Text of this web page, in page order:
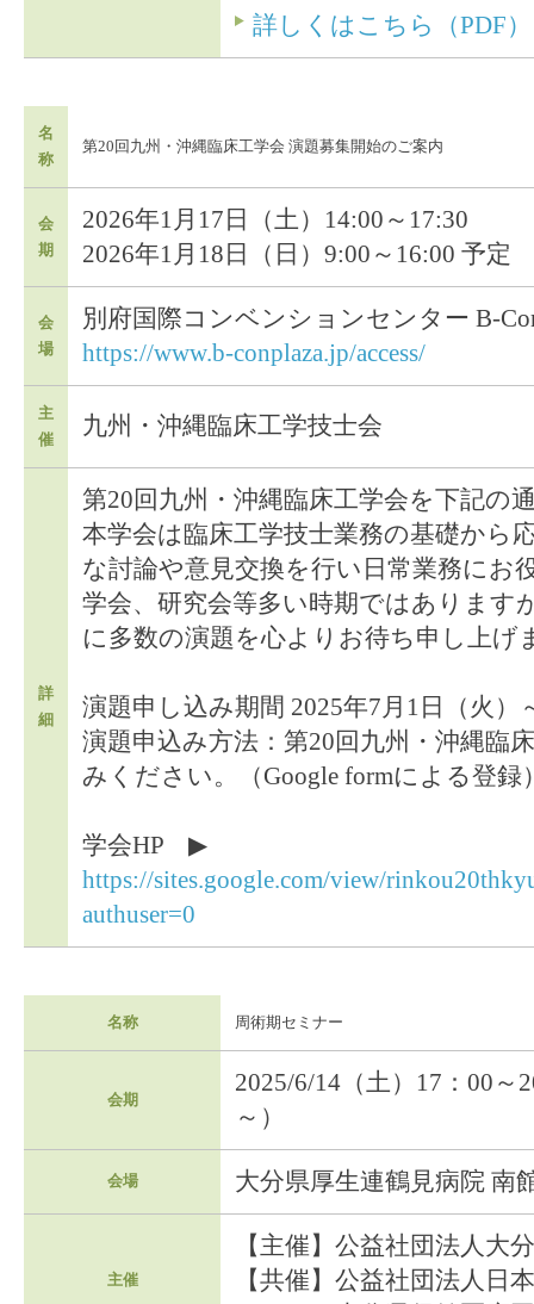
詳しくはこちら（PDF）
名
称
第20回九州・沖縄臨床工学会 演題募集開始のご案内
会
期
2026年1月17日（土）14:00～17:30
2026年1月18日（日）9:00～16:00 予定
会
場
別府国際コンベンションセンター B-
https://www.b-conplaza.jp/access/
主
催
九州・沖縄臨床工学技士会
詳
細
第20回九州・沖縄臨床工学会を下記の
本学会は臨床工学技士業務の基礎から
な討論や意見交換を行い日常業務に
学会、研究会等多い時期ではあります
に多数の演題を心よりお待ち申し上げ
演題申し込み期間 2025年7月1日（火）
演題申込み方法：第20回九州・沖縄臨
みください。（Google formによる登録
学会HP ▶
https://sites.google.com/view/
authuser=0
名称 周術期セミナー
会期
2025/6/14（土）17：00～
～）
会場 大分県厚生連鶴見病院 南
主催
【主催】公益社団法人大
【共催】公益社団法人日